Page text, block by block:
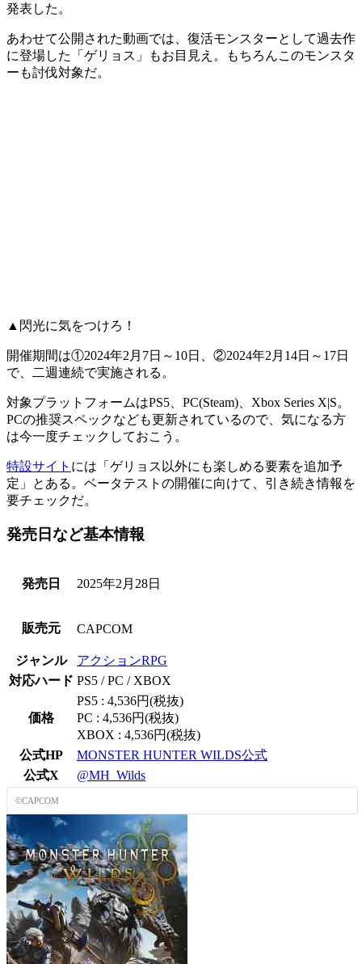
発表した。
あわせて公開された動画では、 復活モンスターとして過去作
に登場した「 ゲリョス 」もお目見え。もちろんこのモンスタ
ーも討伐対象だ。
▲閃光に気をつけろ！
開催期間は①2024年2月7日～10日
②2024年2月14日～17日
で、二週連続で実施される。
対象プラットフォームはPS5、PC(Steam)、Xbox Series X|S。
PCの推奨スペックなども更新されているので、気になる方
は今一度チェックしておこう。
特設サイト には「 ゲリョス以外にも楽しめる要素を追加予
定 」とある。ベータテストの開催に向けて、引き続き情報を
要チェックだ。
発売日など基本情報
発売日 2025年2月28日
販売元 CAPCOM
ジャンル
アクションRPG
対応ハード PS5 / PC / XBOX
価格
PS5 : 4,536円(税抜)
PC : 4,536円(税抜)
XBOX : 4,536円(税抜)
公式HP
MONSTER HUNTER WILDS公式
公式X
@MH_Wilds
©CAPCOM